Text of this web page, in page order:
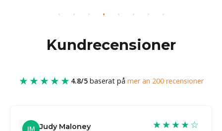
Kundrecensioner
★★★★★ 4.8/5baserat på mer än 200 recensioner
JM Judy Maloney
★★★★☆